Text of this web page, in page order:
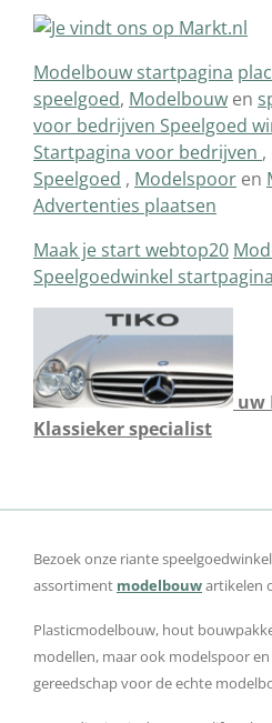
Modelbouw startpagina
speelgoed, Modelbouw en
voor bedrijven Speelgoed
Startpagina voor bedrijven ,
Speelgoed , Modelspoor en
Advertenties plaatsen
Maak je startwebtop20
Speelgoedwinkel startpagina
uw
Klassiekerspecialist
Bezoek onze riante
assortiment modelbouwartikelen
Plasticmodelbouw, hout
modellen, maar ook modelspoor
gereedschap voor de echte